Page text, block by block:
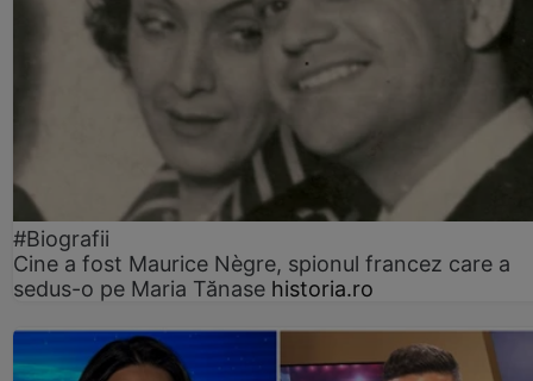
#Biografii
Cine a fost Maurice Nègre, spionul francez care a
sedus-o pe Maria Tănase historia.ro